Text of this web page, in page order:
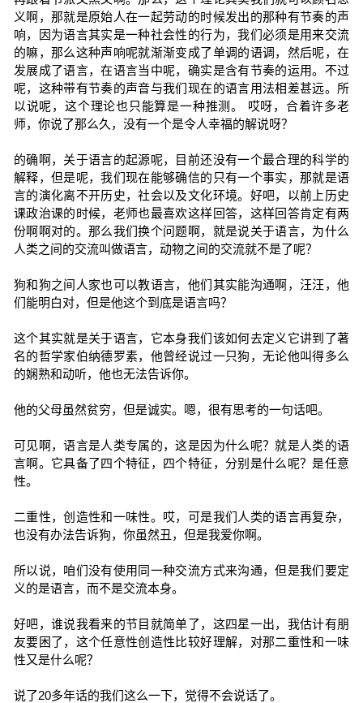
义啊，那就是原始人在一起劳动的时候发出的那种有节奏的声
响，因为语言其实是一种社会性的行为，我们必须是用来交流
的嘛，那么这种声响呢就渐渐变成了单调的语调，然后呢，在
发展成了语言，在语言当中呢，确实是含有节奏的运用。不过
呢，这种带有节奏的声音与我们现在的语言用法相差甚远。所
以说呢，这个理论也只能算是一种推测。 哎呀，合着许多老
师，你说了那么久，没有一个是令人幸福的解说呀？
的确啊，关于语言的起源呢，目前还没有一个最合理的科学的
解释，但是呢，我们现在能够确信的只有一个事实，那就是语
言的演化离不开历史，社会以及文化环境。好吧，以前上历史
课政治课的时候，老师也最喜欢这样回答，这样回答肯定有两
份啊啊对的。那么我们换个问题啊，就是说关于语言，为什么
人类之间的交流叫做语言，动物之间的交流就不是了呢？
狗和狗之间人家也可以教语言，他们其实能沟通啊，汪汪，他
们能明白对，但是他这个到底是语言吗？
这个其实就是关于语言，它本身我们该如何去定义它讲到了著
名的哲学家伯纳德罗素，他曾经说过一只狗，无论他叫得多么
的娴熟和动听，他也无法告诉你。
他的父母虽然贫穷，但是诚实。嗯，很有思考的一句话吧。
可见啊，语言是人类专属的，这是因为什么呢？就是人类的语
言啊。它具备了四个特征，四个特征，分别是什么呢？是任意
性。
二重性，创造性和一味性。哎，可是我们人类的语言再复杂，
也没有办法告诉狗，你虽然丑，但是我爱你啊。
所以说，咱们没有使用同一种交流方式来沟通，但是我们要定
义的是语言，而不是交流本身。
好吧，谁说我看来的节目就简单了，这四星一出，我估计有朋
友要困了，这个任意性创造性比较好理解，对那二重性和一味
性又是什么呢？
说了20多年话的我们这么一下，觉得不会说话了。